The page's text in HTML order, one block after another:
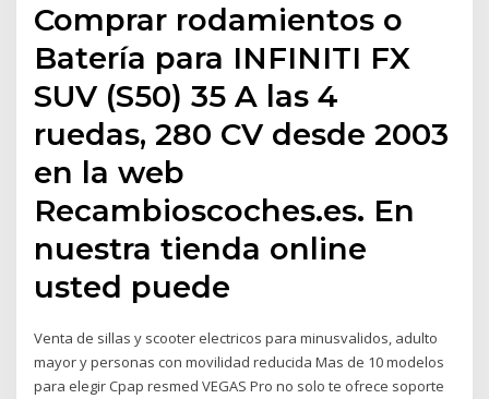
Comprar rodamientos o
Batería para INFINITI FX
SUV (S50) 35 A las 4
ruedas, 280 CV desde 2003
en la web
Recambioscoches.es. En
nuestra tienda online
usted puede
Venta de sillas y scooter electricos para minusvalidos, adulto
mayor y personas con movilidad reducida Mas de 10 modelos
para elegir Cpap resmed VEGAS Pro no solo te ofrece soporte